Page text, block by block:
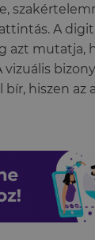
A
azt mutatja,
vizuális
bír, hiszen